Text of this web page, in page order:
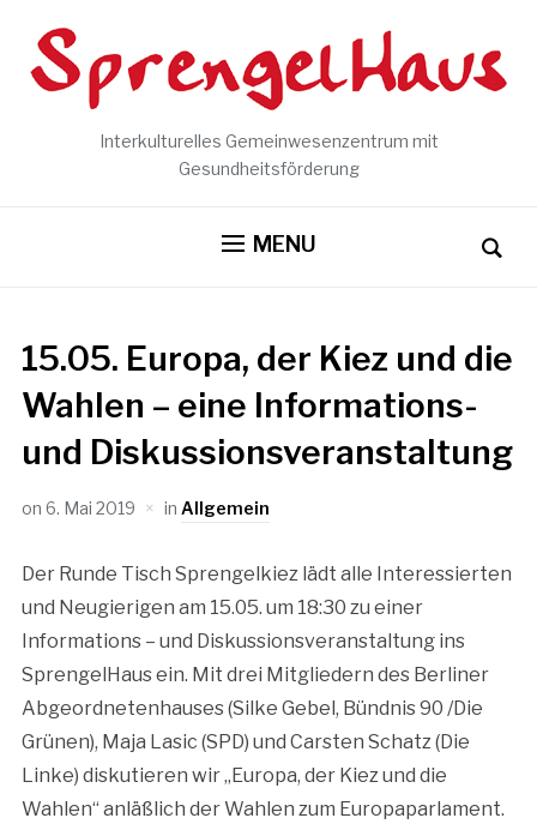
Interkulturelles Gemeinwesenzentrum mit
Gesundheitsförderung
MENU
15.05. Europa, der Kiez und die
Wahlen – eine Informations-
und Diskussionsveranstaltung
on 6. Mai 2019 in Allgemein
Der Runde Tisch Sprengelkiez lädt alle Interessierten
und Neugierigen am 15.05. um 18:30 zu einer
Informations – und Diskussionsveranstaltung ins
SprengelHaus ein. Mit drei Mitgliedern des Berliner
Abgeordnetenhauses (Silke Gebel, Bündnis 90 /Die
Grünen), Maja Lasic (SPD) und Carsten Schatz (Die
Linke) diskutieren wir „Europa, der Kiez und die
Wahlen“ anläßlich der Wahlen zum Europaparlament.